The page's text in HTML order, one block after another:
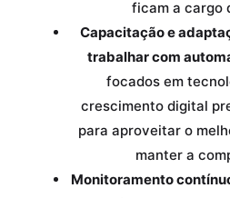
ficam a cargo
Capacitação e
trabalhar com
focados em
crescimento digital
para aproveitar o
manter a
Monitoramento